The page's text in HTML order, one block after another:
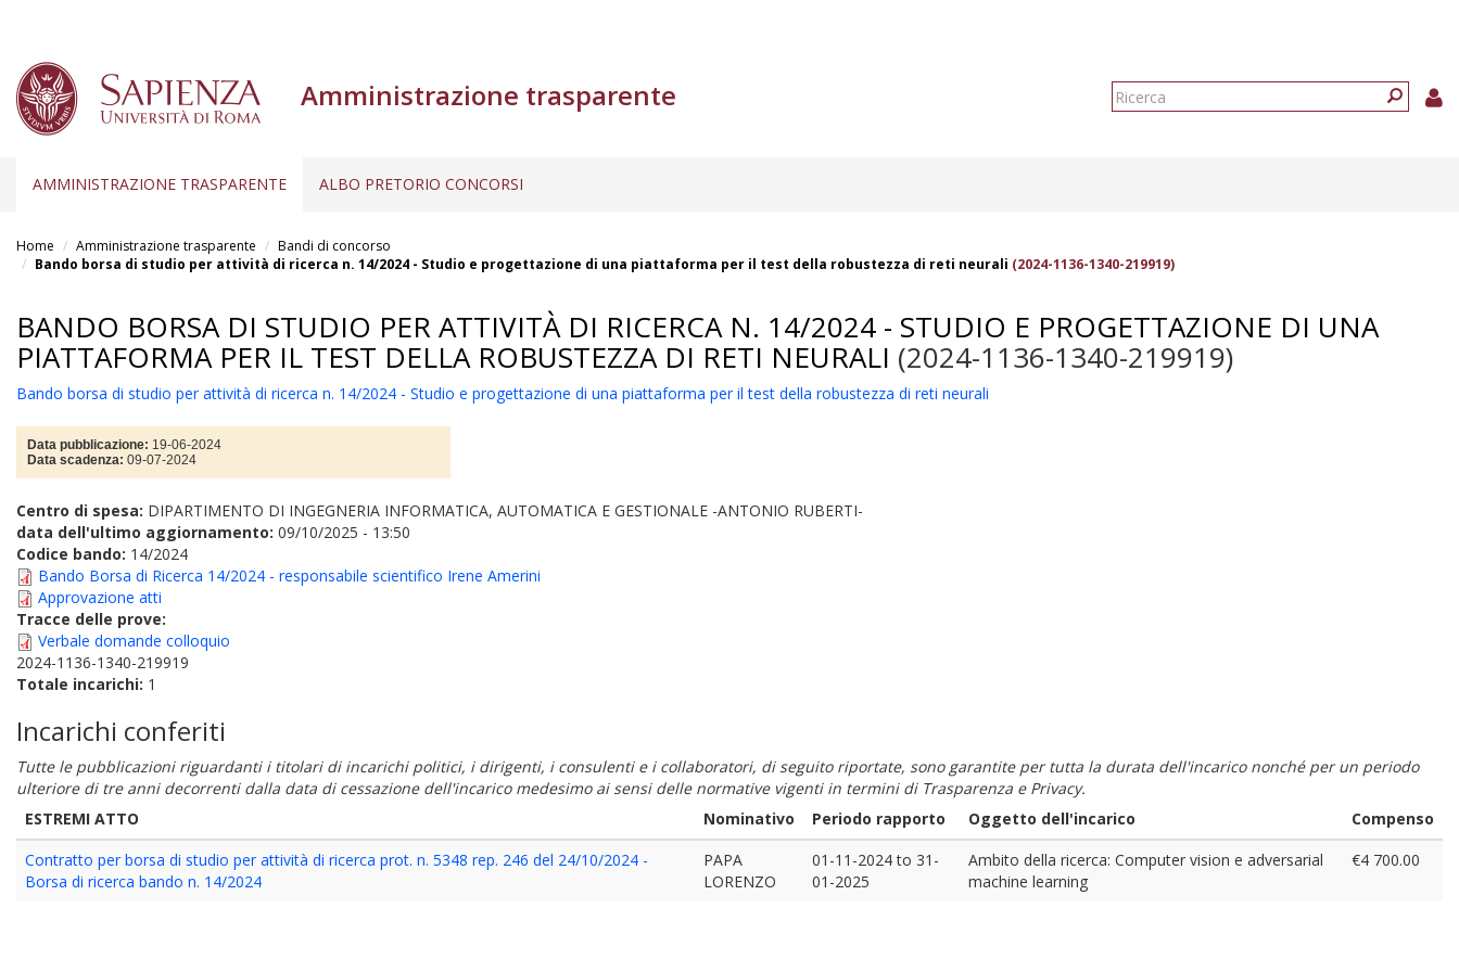
contenuto
Amministrazione trasparente
Form
AMMINISTRAZIONE TRASPARENTE ALBO PRETORIO CONCORSI
Home Amministrazione trasparente
Bandi di concorso
Bando borsa di studio per attività di ricerca n. 14/2024 - Studio e progettazione di una piattaforma per il test della robustezza di reti neurali (2024-1136-1340-219919)
BANDO BORSA DI STUDIO PER ATTIVITÀ DI RICERCA N. 14/2024 - STUDIO E PROGETTAZIONE DI UNA
PIATTAFORMA PER IL TEST DELLA ROBUSTEZZA DI RETI NEURALI (2024-1136-1340-219919)
Bando borsa di studio per attività di ricerca n. 14/2024 - Studio e progettazione di una piattaforma per il test della robustezza di reti neurali
Data pubblicazione: 19-06-2024
Data scadenza: 09-07-2024
Centro di spesa: DIPARTIMENTO DI INGEGNERIA INFORMATICA, AUTOMATICA E GESTIONALE -ANTONIO RUBERTI-
data dell'ultimo aggiornamento: 09/10/2025 - 13:50
Codice bando: 14/2024
Bando Borsa di Ricerca 14/2024 - responsabile scientifico Irene Amerini
Approvazione atti
Tracce delle prove:
Verbale domande colloquio
2024-1136-1340-219919
Totale incarichi: 1
Incarichi conferiti
Tutte le pubblicazioni riguardanti i titolari di incarichi politici, i dirigenti, i consulenti e i collaboratori, di seguito riportate, sono garantite per tutta la durata dell'incarico nonché per un periodo
ulteriore di tre anni decorrenti dalla data di cessazione dell'incarico medesimo ai sensi delle normative vigenti in termini di Trasparenza e Privacy.
ESTREMI ATTO
Nominativo Periodo rapporto Oggetto dell'incarico
Compenso
Contratto per borsa di studio per attività di ricerca prot. n. 5348 rep. 246 del 24/10/2024 -
Borsa di ricerca bando n. 14/2024
PAPA
LORENZO
01-11-2024to 31-
01-2025
Ambito della ricerca: Computer vision e adversarial
machine learning
€4 700.00